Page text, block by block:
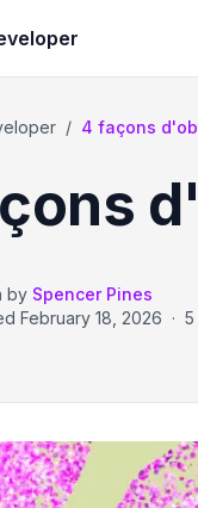
/ 4 façons
by Spencer Pines
February 18, 2026 · 5